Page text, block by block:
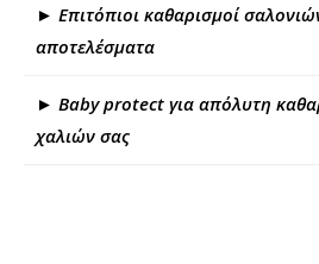
► Επιτόπιοι καθαρισμοί
αποτελέσματα
► Baby protect για απόλυτη
χαλιών σας